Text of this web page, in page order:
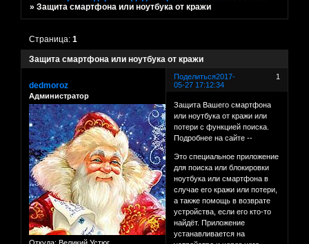
»Защита смартфона или ноутбука от кражи
Защита смартфона или ноутбука от кражи
Страница:1
Поделиться 1
2017-
05-27 17:12:34
dedmoroz
Администратор
Защита Вашего смартфона
или ноутбука от кражи или
потери с функцией поиска.
Подробнее на сайте --
Это специальное приложение
для поиска или блокировки
ноутбука или смартфона в
случае его кражи или потери,
а также помощь в возврате
устройства, если его кто-то
найдёт. Приложение
устанавливается на